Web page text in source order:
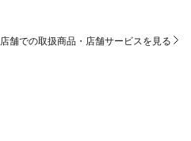
店舗での取扱商品・店舗サービスを見る